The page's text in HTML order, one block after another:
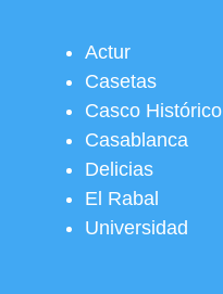
Actur
Casetas
Casco Histórico
Casablanca
Delicias
El Rabal
Universidad